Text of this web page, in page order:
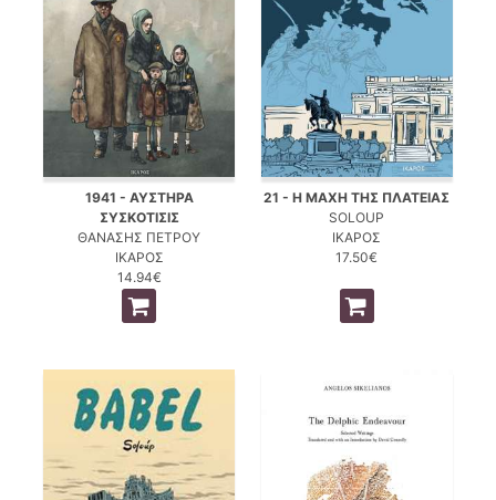
1941 - ΑΥΣΤΗΡΑ
ΣΥΣΚΟΤΙΣΙΣ
ΘΑΝΑΣΗΣ ΠΕΤΡΟΥ
ΙΚΑΡΟΣ
14.94€
21 - Η ΜΑΧΗ ΤΗΣ ΠΛΑΤΕΙΑΣ
SOLOUP
ΙΚΑΡΟΣ
17.50€